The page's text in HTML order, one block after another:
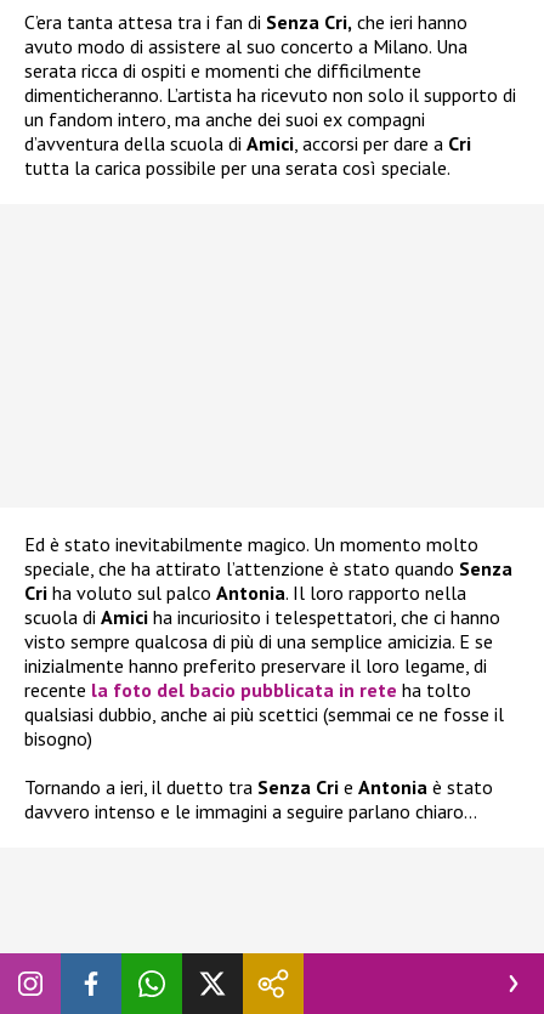
C’era tanta attesa tra i fan di Senza Cri, che ieri hanno
avuto modo di assistere al suo concerto a Milano. Una
serata ricca di ospiti e momenti che difficilmente
dimenticheranno. L’artista ha ricevuto non solo il supporto di
un fandom intero, ma anche dei suoi ex compagni
d’avventura della scuola di Amici, accorsi per dare a Cri
tutta la carica possibile per una serata così speciale.
Ed è stato inevitabilmente magico. Un momento molto
speciale, che ha attirato l’attenzione è stato quando Senza
Cri ha voluto sul palco Antonia. Il loro rapporto nella
scuola di Amici ha incuriosito i telespettatori, che ci hanno
visto sempre qualcosa di più di una semplice amicizia. E se
inizialmente hanno preferito preservare il loro legame, di
recente la foto del bacio pubblicata in rete ha tolto
qualsiasi dubbio, anche ai più scettici (semmai ce ne fosse il
bisogno)
Tornando a ieri, il duetto tra Senza Cri e Antonia è stato
davvero intenso e le immagini a seguire parlano chiaro…